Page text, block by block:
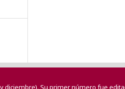
diciembre). Su primer número fue